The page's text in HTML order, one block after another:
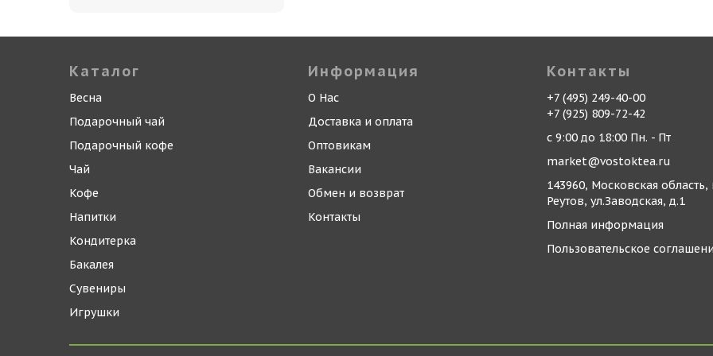
Каталог
Весна
Подарочный чай
Подарочный кофе
Чай
Кофе
Напитки
Кондитерка
Бакалея
Сувениры
Игрушки
Информация
О Нас
Доставка и оплата
Оптовикам
Вакансии
Обмен и возврат
Контакты
Контакты
+7 (495) 249-40-00
+7 (925) 809-72-42
с 9:00 до 18:00 Пн. - Пт
market@vostoktea.ru
143960, Московская область,
Реутов, ул.Заводская, д.1
Полная информация
Пользовательское